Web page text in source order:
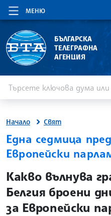
МЕНЮ
БЪЛГАРСКА
ТЕЛЕГРАФНА
АГЕНЦИЯ
Начало Свят
Една седмица
Европейски
site.bta
Какво вълнува
Белгия броени
за Европейски